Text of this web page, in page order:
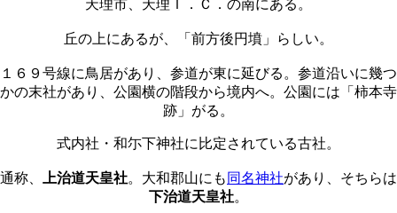
天理市、天理Ｉ．Ｃ．の南にある。
丘の上にあるが、「前方後円墳」らしい。
１６９号線に鳥居があり、参道が東に延びる。参道沿いに幾つ
かの末社があり、公園横の階段から境内へ。公園には「柿本寺
跡」がる。
式内社・和尓下神社に比定されている古社。
通称、 上治道天皇社。大和郡山にも 同名神社があり、そちらは
下治道天皇社。